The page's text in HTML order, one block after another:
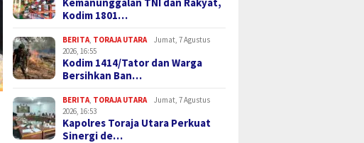
Kodim 1801…
BERITA, TORAJA UTARA
Jumat, 7 Agustus
2026, 16:55
Kodim 1414/Tator dan Warga
Bersihkan Ban…
BERITA, TORAJA UTARA
Jumat, 7 Agustus
2026, 16:53
Kapolres Toraja Utara Perkuat
Sinergi de…